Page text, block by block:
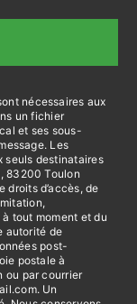
nécessaires aux
un fichier
et ses sous-
Les
seuls destinataires
83200 Toulon
droits d’accès, de
tout moment et du
autorité de
post-
postale à
ou par courrier
Un